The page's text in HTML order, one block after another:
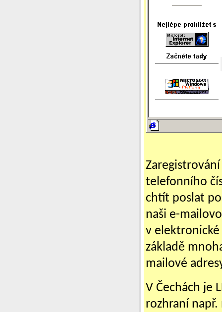
telefonního
chtít poslat
naši e-
v
základě
mailové
V Čechách je
rozhraní